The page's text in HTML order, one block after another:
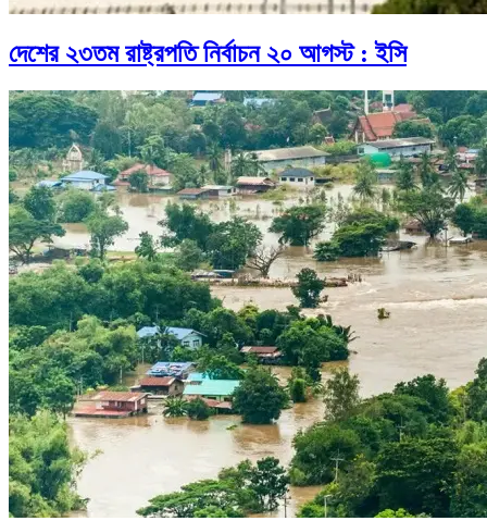
দেশের ২৩তম রাষ্ট্রপতি নির্বাচন ২০ আগস্ট : ইসি